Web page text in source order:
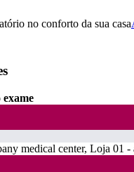
no conforto da sua casa
exame
medical center, Loja 01 -